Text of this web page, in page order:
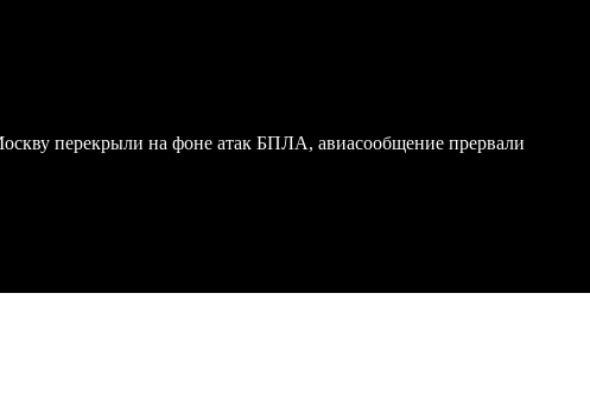
перекрыли на фоне атак БПЛА, авиасообщение прервали